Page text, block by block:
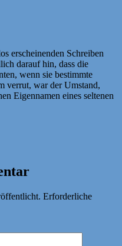
erscheinenden Schreiben
darauf hin, dass die
wenn sie bestimmte
verrut, war der Umstand,
Eigennamen eines seltenen
Erforderliche